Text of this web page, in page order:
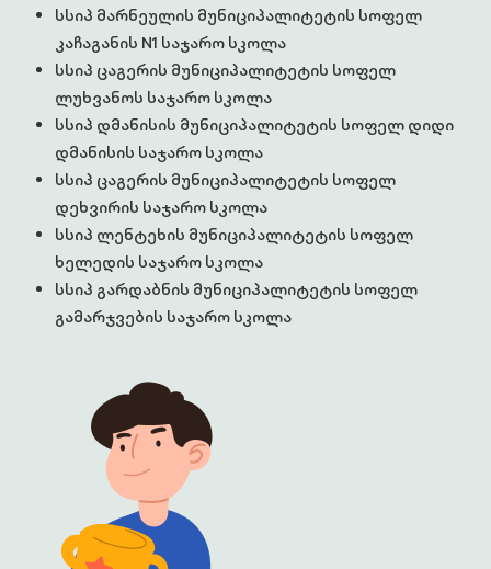
სსიპ მარნეულის მუნიციპალიტეტის სოფელ
კაჩაგანის N1 საჯარო სკოლა
სსიპ ცაგერის მუნიციპალიტეტის სოფელ
ლუხვანოს საჯარო სკოლა
სსიპ დმანისის მუნიციპალიტეტის სოფელ დიდი
დმანისის საჯარო სკოლა
სსიპ ცაგერის მუნიციპალიტეტის სოფელ
დეხვირის საჯარო სკოლა
სსიპ ლენტეხის მუნიციპალიტეტის სოფელ
ხელედის საჯარო სკოლა
სსიპ გარდაბნის მუნიციპალიტეტის სოფელ
გამარჯვების საჯარო სკოლა